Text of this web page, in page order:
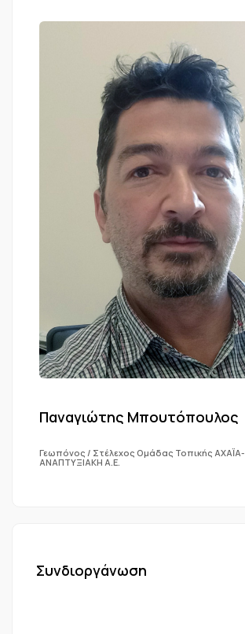
Παναγιώτης Μπουτόπουλος
Γεωπόνος / Στέλεχος Ομάδας Τοπικής ΑΧΑΪΑ-
ΑΝΑΠΤΥΞΙΑΚΗ Α.Ε.
Συνδιοργάνωση